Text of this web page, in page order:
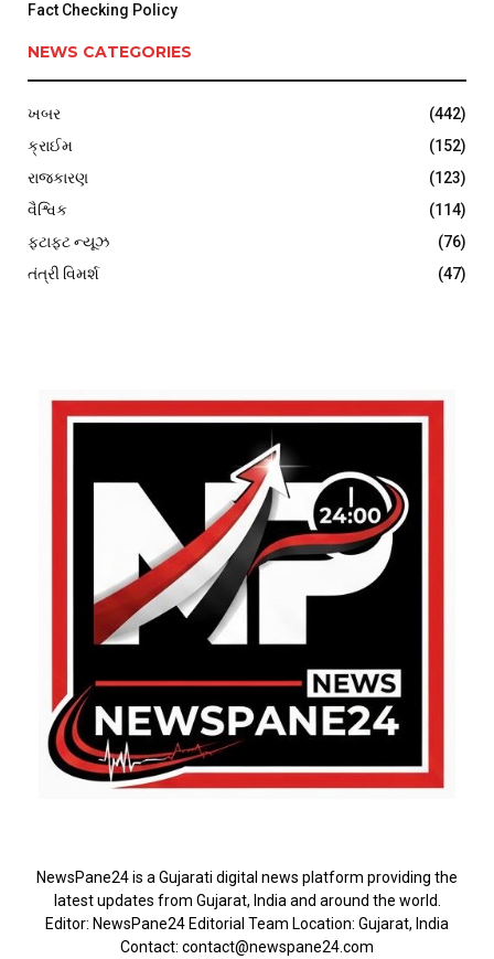
Fact Checking Policy
NEWS CATEGORIES
ખબર
(442)
ક્રાઈમ
(152)
રાજકારણ
(123)
વૈશ્વિક
(114)
ફટાફટ ન્યૂઝ
(76)
તંત્રી વિમર્શ
(47)
NewsPane24 is a Gujarati digital news platform providing the
latest updates from Gujarat, India and around the world.
Editor: NewsPane24 Editorial Team Location: Gujarat, India
Contact: contact@newspane24.com